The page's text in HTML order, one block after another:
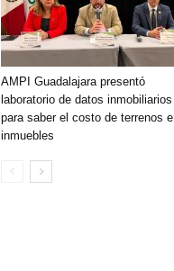
AMPI Guadalajara presentó
laboratorio de datos inmobiliarios
para saber el costo de terrenos e
inmuebles